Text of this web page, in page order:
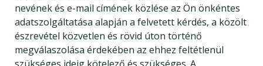
nevének és e-mail címének közlése az Ön önkéntes
adatszolgáltatása alapján a felvetett kérdés, a közölt
észrevétel közvetlen és rövid úton történő
megválaszolása érdekében az ehhez feltétlenül